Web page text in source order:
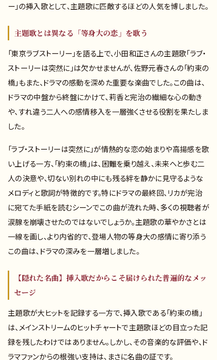
ー」の挿入歌として、主題歌に匹敵するほどの人気を博しました。
主題歌とは異なる「等身大の恋」を歌う
「東京ラブストーリー」を語る上で、小田和正さんの主題歌「ラブ・
ストーリーは突然に」は欠かせませんが、佐野元春さんの「約束の
橋」もまた、ドラマの感動を深めた重要な楽曲でした。この曲は、
ドラマの中盤から終盤にかけて、莉香と完治の繊細な心の動き
や、すれ違う二人への感情移入を一層強くさせる役割を果たしま
した。
「ラブ・ストーリーは突然に」が情熱的な恋の始まりや高揚感を歌
い上げる一方、「約束の橋」は、困難を乗り越え、未来へと歩む二
人の決意や、切ない別れの中にも残る絆を静かに見守るような
メロディと歌詞が特徴的です。特にドラマの最終回、リカが完治
に宛てた手紙を読むシーンでこの曲が流れた時、多くの視聴者が
涙腺を崩壊させたのではないでしょうか。主題歌の華やかさとは
一線を画し、より内省的で、登場人物の等身大の感情に寄り添う
この曲は、ドラマの深みを一層増しました。
【隠れた名曲】挿入歌だからこそ届けられた普遍的なメッ
セージ
主題歌が大ヒットを記録する一方で、挿入歌である「約束の橋」
は、メインストリームのヒットチャートで主題歌ほどの目立った記
録を残したわけではありません。しかし、その音楽的な評価や、ド
ラマファンからの根強い支持は、まさに名曲の証です。